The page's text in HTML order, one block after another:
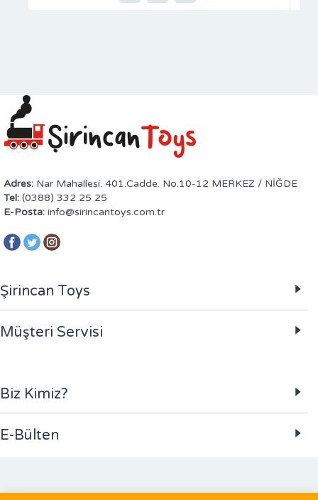
Adres: Nar Mahallesi. 401.Cadde. No.10-12 MERKEZ / NİĞDE
Tel: (0388) 332 25 25
E-Posta: info@sirincantoys.com.tr
Şirincan Toys
Müşteri Servisi
Biz Kimiz?
E-Bülten